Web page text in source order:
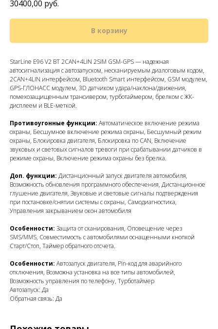
30400,00 руб.
В корзину
StarLine E96 V2 BT 2CAN+4LIN 2SIM GSM-GPS — надежная
автосигнализация c автозапуском, несканируемым диалоговым кодом,
2CAN+4LIN интерфейсом, Bluetooth Smart интерфейсом, GSM модулем,
GPS-ГЛОНАСС модулем, 3D датчиком удара/наклона/движения,
помехозащищенным трансивером, турботаймером, брелком с ЖК-
дисплеем и BLE-меткой.
Противоугонные функции: Автоматическое включение режима
охраны, Бесшумное включение режима охраны, Бесшумный режим
охраны, Блокировка двигателя, Блокировка по CAN, Включение
звуковых и световых сигналов тревоги при срабатывании датчиков в
режиме охраны, Включение режима охраны без брелка.
Доп. функции: Дистанционный запуск двигателя автомобиля,
Возможность обновления программного обеспечения, Дистанционное
глушение двигателя, Звуковые и световые сигналы подтверждения
при постановке/снятии системы с охраны, Самодиагностика,
Управления закрыванием окон автомобиля
Особенности: Защита от сканирования, Оповещение через
SMS/MMS, Совместимость с автомобилями оснащенными кнопкой
Старт/Стоп, Таймер обратного отсчета.
Особенности: Автозапуск двигателя, Pin-код для аварийного
отключения, Возможна установка на все типы автомобилей,
Возможность управления по телефону, Турботаймер
Автозапуск: Да
Обратная связь: Да